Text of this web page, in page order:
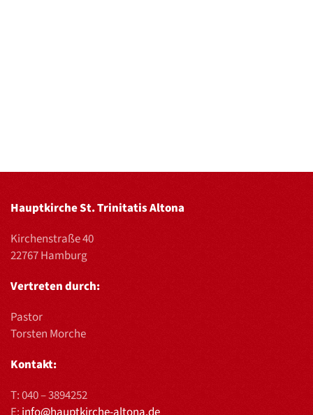
Hauptkirche St. Trinitatis Altona
Kirchenstraße 40
22767 Hamburg
Vertreten durch:
Pastor
Torsten Morche
Kontakt:
T:040 – 3894252